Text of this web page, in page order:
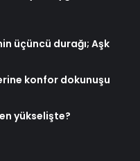
üçüncü durağı; Aşk
konfor dokunuşu
yükselişte?